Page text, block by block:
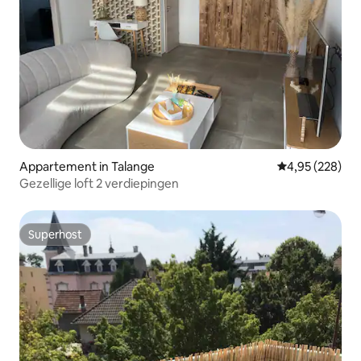
Appartement in Talange Gemiddelde
4,95 (228)
Gezellige loft 2 verdiepingen
Superhost
Superhost